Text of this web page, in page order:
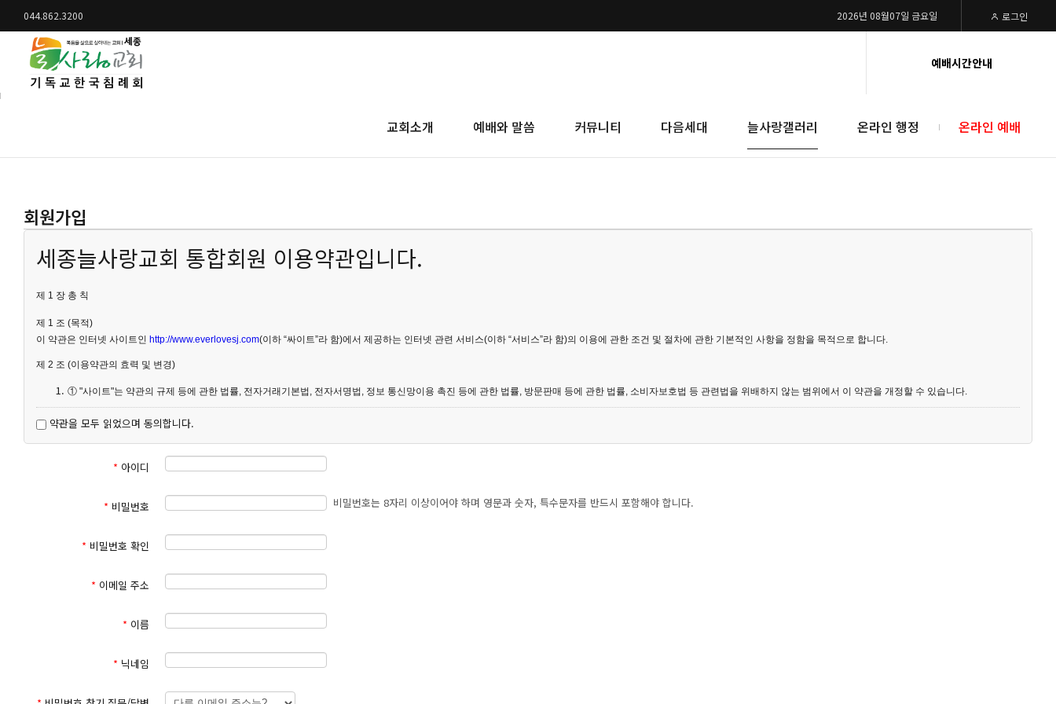
044.862.3200 2026년 08월07일 금요일 로그인
예배시간안내
교회소개 예배와 말씀 커뮤니티 다음세대 늘사랑갤러리 온라인 행정 온라인 예배
회원가입
세종늘사랑교회 통합회원 이용약관입니다.
제 1 장 총 칙
제 1 조 (목적)
이 약관은 인터넷 사이트인 http://www.everlovesj.com(이하 “싸이트”라 함)에서 제공하는 인터넷 관련 서비스(이하 “서비스”라 함)의 이용에 관한 조건 및 절차에 관한 기본적인 사항을 정함을 목적으로 합니다.
제 2 조 (이용약관의 효력 및 변경)
① "사이트"는 약관의 규제 등에 관한 법률, 전자거래기본법, 전자서명법, 정보 통신망이용 촉진 등에 관한 법률, 방문판매 등에 관한 법률, 소비자보호법 등 관련법을 위배하지 않는 범위에서 이 약관을 개정할 수 있습니다.
② "사이트"가 약관을 개정할 경우에는 적용일자 및 개정사유를 명시하여 현행약관과 함께 사이트의 초기화면에 그 적용일자 7일 이전부터 적용일자 전일까지 공지합니다.
③ 이 약관은 서비스 메뉴 및 세종늘사랑교회에서 게시하여 공시함으로서 효력이 발생합니다.
① 이 약관은 세종늘사랑교회가 제공하는 개별서비스에 관한 이용안내(이하 서비스별 안내라 합 니다)와 함께 적용합니다.
③ 회원가입시 회원의 신상정보는 세종늘사랑교회에서 가입자에게 자료를 제공하거나 통계 및 관리의 목적으로 사용할 수 있습니다.
1. 사이트라 함은 인터넷 서비스를 이용자에게 제공하기 위하여 구축한 http://www.everlove.or.kr 홈페이지를 말합니다.
2. 이용자라 함은 사이트에서 제공하는 서비스를 이용하는 사람을 말합니다.
4. 회원이라 함은 이용계약을 체결한 이용자를 말합니다.
약관을 모두 읽었으며 동의합니다.
* 아이디
* 비밀번호 비밀번호는 8자리 이상이어야 하며 영문과 숫자, 특수문자를 반드시 포함해야 합니다.
* 비밀번호 확인
* 이메일 주소
* 이름
* 닉네임